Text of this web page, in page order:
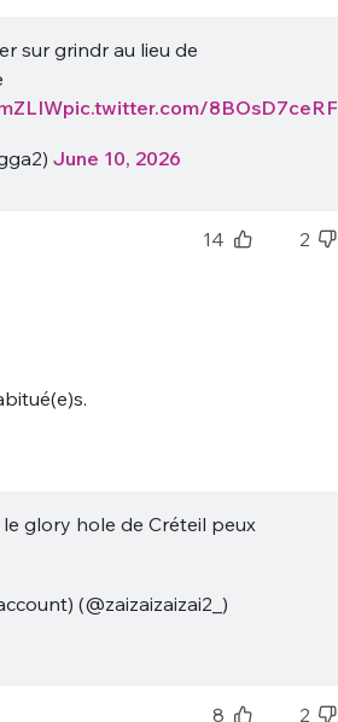
sur grindr au lieu de
pic.twitter.com/8BOsD7ceRF
June 10, 2026
14 2
glory hole de Créteil peux
(@zaizaizaizai2_)
8 2
!